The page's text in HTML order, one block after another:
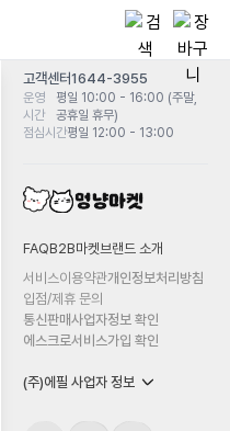
고객센터1644-3955
운영
시간
평일 10:00 - 16:00 (주말,
공휴일 휴무)
점심시간평일 12:00 - 13:00
FAQB2B마켓 브랜드 소개
서비스이용약관개인정보처리방침
입점/제휴 문의
통신판매사업자정보 확인
에스크로서비스가입 확인
(주)에필 사업자 정보